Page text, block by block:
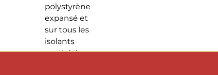
polystyrène
expansé et
sur tous les
isolants
synthétiques.